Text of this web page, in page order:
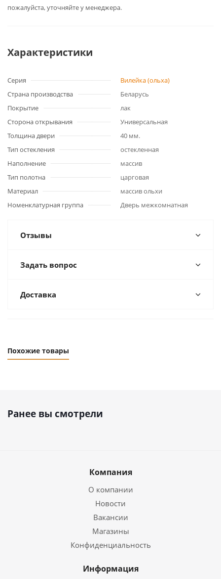
пожалуйста, уточняйте у менеджера.
Характеристики
Серия
Вилейка (ольха)
Страна производства
Беларусь
Покрытие
лак
Сторона открывания
Универсальная
Толщина двери
40 мм.
Тип остекления
остекленная
Наполнение
массив
Тип полотна
царговая
Материал
массив ольхи
Номенклатурная группа
Дверь межкомнатная
Отзывы
Задать вопрос
Доставка
Похожие товары
Ранее вы смотрели
Компания
О компании
Новости
Вакансии
Магазины
Конфиденциальность
Информация